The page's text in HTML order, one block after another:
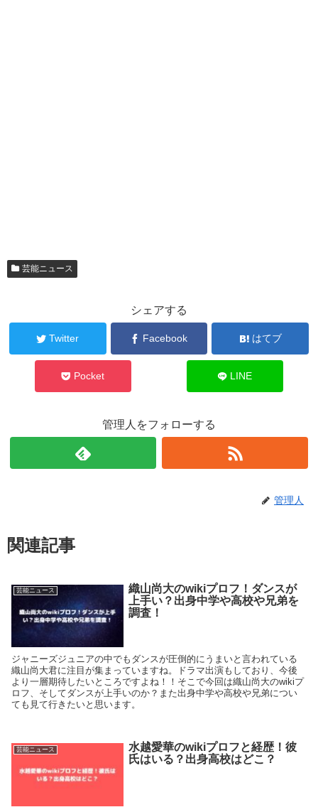
芸能ニュース
シェアする
Twitter Facebook はてブ
Pocket LINE
管理人をフォローする
管理人
関連記事
芸能ニュース
織山尚大のwikiプロフ！ダンスが
上手い？出身中学や高校や兄弟を
調査！
ジャニーズジュニアの中でもダンスが圧倒的にうまいと言われている
織山尚大君に注目が集まっていますね。ドラマ出演もしており、今後
より一層期待したいところですよね！！そこで今回は織山尚大のwikiプ
ロフ、そしてダンスが上手いのか？また出身中学や高校や兄弟につい
ても見て行きたいと思います。
芸能ニュース
水越愛華のwikiプロフと経歴！彼
氏はいる？出身高校はどこ？